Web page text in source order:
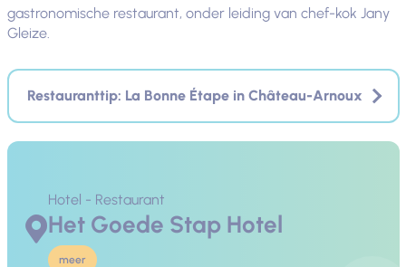
gastronomische restaurant, onder leiding van chef-kok Jany
Gleize.
Restauranttip: La Bonne Étape in Château-Arnoux
Het Goede Stap Hotel
Hotel - Restaurant
meer